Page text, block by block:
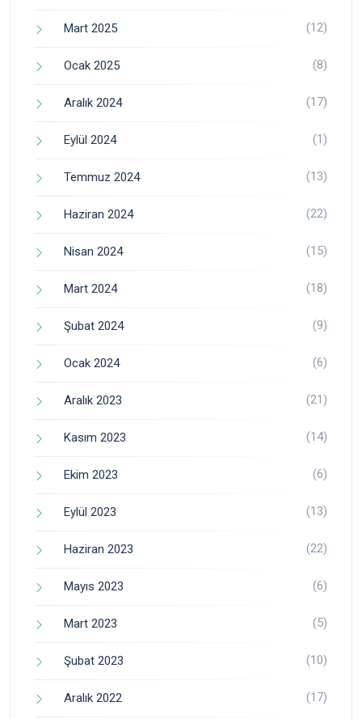
Mart 2025 (12)
Ocak 2025 (8)
Aralık 2024 (17)
Eylül 2024 (1)
Temmuz 2024 (13)
Haziran 2024 (22)
Nisan 2024 (15)
Mart 2024 (18)
Şubat 2024 (9)
Ocak 2024 (6)
Aralık 2023 (21)
Kasım 2023 (14)
Ekim 2023 (6)
Eylül 2023 (13)
Haziran 2023 (22)
Mayıs 2023 (6)
Mart 2023 (5)
Şubat 2023 (10)
Aralık 2022 (17)